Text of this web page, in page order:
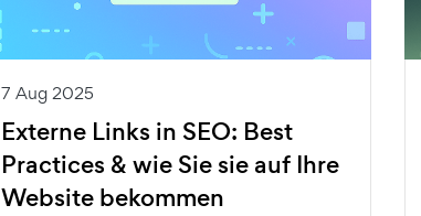
7 Aug 2025
Externe Links in SEO: Best
Practices & wie Sie sie auf Ihre
Website bekommen